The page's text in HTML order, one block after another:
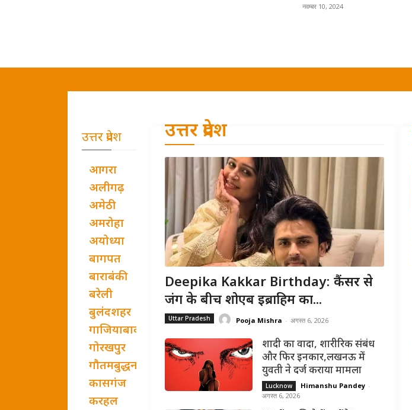
नवम्बर 10, 2024
उत्तर प्रदेश
आगरा
अलीगढ़
अमेठी
अमरोहा
अयोध्या
बागपत
बाराबंकी
बरेली
बुलंदशहर
गाजियाबाद
गोरखपुर
गौतमबुद्धनगर
कासगंज
करहल
उत्तर प्रदेश
Deepika Kakkar Birthday: कैंसर से
जंग के बीच शोएब इब्राहिम का...
Uttar Pradesh Pooja Mishra - अगस्त 6, 2026
शादी का वादा, शारीरिक संबंध
और फिर इनकार,लखनऊ में
युवती ने दर्ज कराया मामला
Lucknow Himanshu Pandey -
अगस्त 6, 2026